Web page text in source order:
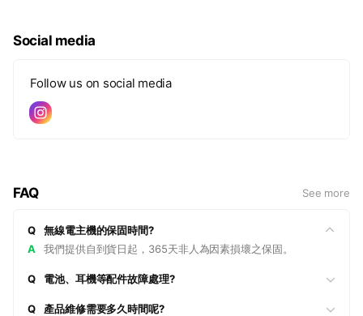
Social media
Follow us on social media
FAQ See more
Q
無線電主機的保固時間?
A
我們提供自到貨日起，365天非人為因素損壞之保固。
Q 電池、耳機等配件故障處理?
Q 產品維修需要多久時間呢?